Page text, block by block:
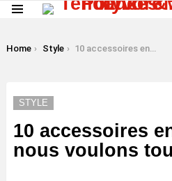
You are here:
Home Style 10 accessoires en or rose que nous voulons tous avoir
STYLE
10 accessoires
nous voulons